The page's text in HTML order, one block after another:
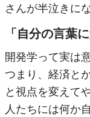
さんが半泣きに
「自分の言葉
開発学って実は
つまり、経済と
と視点を変えて
人たちには何か